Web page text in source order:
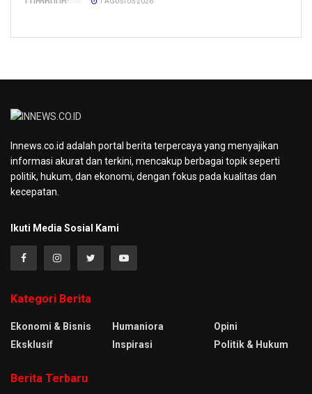
Innews.co.id adalah portal berita terpercaya yang menyajikan
informasi akurat dan terkini, mencakup berbagai topik seperti
politik, hukum, dan ekonomi, dengan fokus pada kualitas dan
kecepatan.
Ikuti Media Sosial Kami
Kategori Berita
Ekonomi & Bisnis
Eksklusif
Humaniora
Inspirasi
Opini
Politik & Hukum
Berita Terbaru